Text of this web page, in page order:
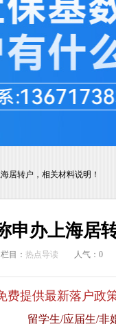
居转户，相关材料说明！
申办上海居
栏目： 热点导读 人气： 0
费提供最新落户政
留学生/应届生/非